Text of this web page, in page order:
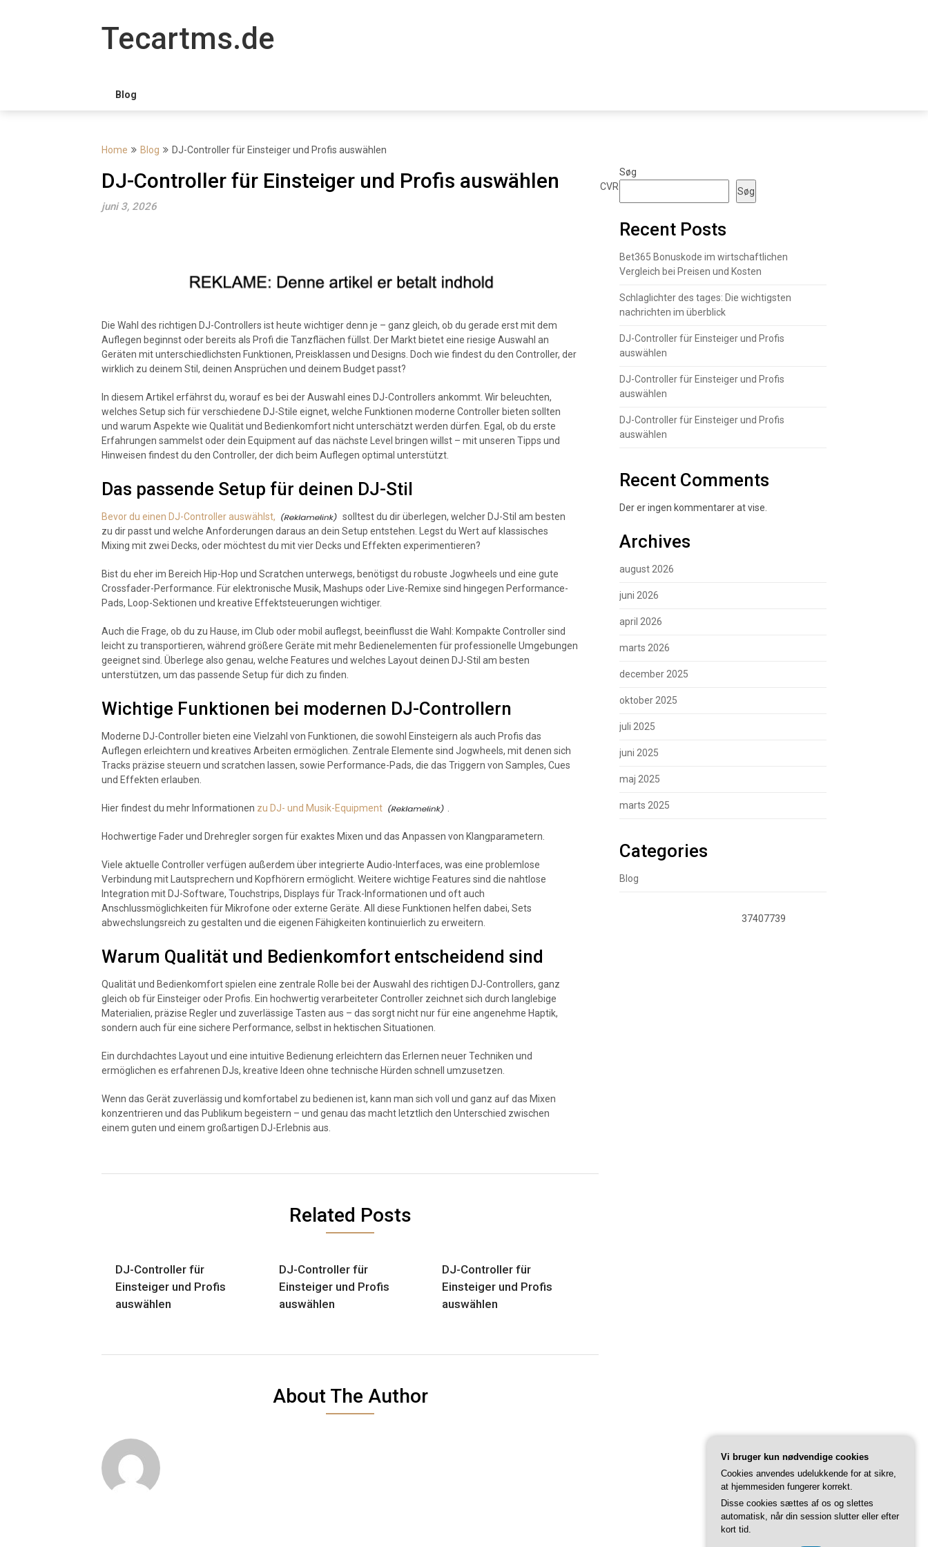
Tecartms.de
Blog
Home Blog DJ-Controller für Einsteiger und Profis auswählen
DJ-Controller für Einsteiger und Profis auswählen
juni 3, 2026
Die Wahl des richtigen DJ-Controllers ist heute wichtiger denn je – ganz gleich, ob du gerade erst mit dem
Auflegen beginnst oder bereits als Profi die Tanzflächen füllst. Der Markt bietet eine riesige Auswahl an
Geräten mit unterschiedlichsten Funktionen, Preisklassen und Designs. Doch wie findest du den Controller, der
wirklich zu deinem Stil, deinen Ansprüchen und deinem Budget passt?
In diesem Artikel erfährst du, worauf es bei der Auswahl eines DJ-Controllers ankommt. Wir beleuchten,
welches Setup sich für verschiedene DJ-Stile eignet, welche Funktionen moderne Controller bieten sollten
und warum Aspekte wie Qualität und Bedienkomfort nicht unterschätzt werden dürfen. Egal, ob du erste
Erfahrungen sammelst oder dein Equipment auf das nächste Level bringen willst – mit unseren Tipps und
Hinweisen findest du den Controller, der dich beim Auflegen optimal unterstützt.
Das passende Setup für deinen DJ-Stil
Bevor du einen DJ-Controller auswählst,
solltest du dir überlegen, welcher DJ-Stil am besten
zu dir passt und welche Anforderungen daraus an dein Setup entstehen. Legst du Wert auf klassisches
Mixing mit zwei Decks, oder möchtest du mit vier Decks und Effekten experimentieren?
Bist du eher im Bereich Hip-Hop und Scratchen unterwegs, benötigst du robuste Jogwheels und eine gute
Crossfader-Performance. Für elektronische Musik, Mashups oder Live-Remixe sind hingegen Performance-
Pads, Loop-Sektionen und kreative Effektsteuerungen wichtiger.
Auch die Frage, ob du zu Hause, im Club oder mobil auflegst, beeinflusst die Wahl: Kompakte Controller sind
leicht zu transportieren, während größere Geräte mit mehr Bedienelementen für professionelle Umgebungen
geeignet sind. Überlege also genau, welche Features und welches Layout deinen DJ-Stil am besten
unterstützen, um das passende Setup für dich zu finden.
Wichtige Funktionen bei modernen DJ-Controllern
Moderne DJ-Controller bieten eine Vielzahl von Funktionen, die sowohl Einsteigern als auch Profis das
Auflegen erleichtern und kreatives Arbeiten ermöglichen. Zentrale Elemente sind Jogwheels, mit denen sich
Tracks präzise steuern und scratchen lassen, sowie Performance-Pads, die das Triggern von Samples, Cues
und Effekten erlauben.
Hier findest du mehr Informationen zu DJ- und Musik-Equipment
Hochwertige Fader und Drehregler sorgen für exaktes Mixen und das Anpassen von Klangparametern.
Viele aktuelle Controller verfügen außerdem über integrierte Audio-Interfaces, was eine problemlose
Verbindung mit Lautsprechern und Kopfhörern ermöglicht. Weitere wichtige Features sind die nahtlose
Integration mit DJ-Software, Touchstrips, Displays für Track-Informationen und oft auch
Anschlussmöglichkeiten für Mikrofone oder externe Geräte. All diese Funktionen helfen dabei, Sets
abwechslungsreich zu gestalten und die eigenen Fähigkeiten kontinuierlich zu erweitern.
Warum Qualität und Bedienkomfort entscheidend sind
Qualität und Bedienkomfort spielen eine zentrale Rolle bei der Auswahl des richtigen DJ-Controllers, ganz
gleich ob für Einsteiger oder Profis. Ein hochwertig verarbeiteter Controller zeichnet sich durch langlebige
Materialien, präzise Regler und zuverlässige Tasten aus – das sorgt nicht nur für eine angenehme Haptik,
sondern auch für eine sichere Performance, selbst in hektischen Situationen.
Ein durchdachtes Layout und eine intuitive Bedienung erleichtern das Erlernen neuer Techniken und
ermöglichen es erfahrenen DJs, kreative Ideen ohne technische Hürden schnell umzusetzen.
Wenn das Gerät zuverlässig und komfortabel zu bedienen ist, kann man sich voll und ganz auf das Mixen
konzentrieren und das Publikum begeistern – und genau das macht letztlich den Unterschied zwischen
einem guten und einem großartigen DJ-Erlebnis aus.
Related Posts
DJ-Controller für
Einsteiger und Profis
auswählen
DJ-Controller für
Einsteiger und Profis
auswählen
DJ-Controller für
Einsteiger und Profis
auswählen
About The Author
Søg
Søg
Recent Posts
Bet365 Bonuskode im wirtschaftlichen
Vergleich bei Preisen und Kosten
Schlaglichter des tages: Die wichtigsten
nachrichten im überblick
DJ-Controller für Einsteiger und Profis
auswählen
DJ-Controller für Einsteiger und Profis
auswählen
DJ-Controller für Einsteiger und Profis
auswählen
Recent Comments
Der er ingen kommentarer at vise.
Archives
august 2026
juni 2026
april 2026
marts 2026
december 2025
oktober 2025
juli 2025
juni 2025
maj 2025
marts 2025
Categories
Blog
CVR
37407739
Vi bruger kun nødvendige cookies
Cookies anvendes udelukkende for at sikre,
at hjemmesiden fungerer korrekt.
Disse cookies sættes af os og slettes
automatisk, når din session slutter eller efter
kort tid.